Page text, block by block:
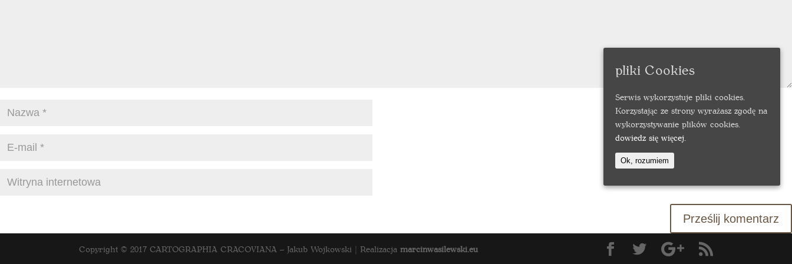
Copyright © 2017 CARTOGRAPHIA CRACOVIANA – Jakub Wojkowski | Realizacjamarcinwasilewski.eu
pliki Cookies
Serwis wykorzystuje pliki cookies.
Korzystając ze strony wyrażasz zgodę na
wykorzystywanie plików cookies.
dowiedz się więcej.
Ok, rozumiem